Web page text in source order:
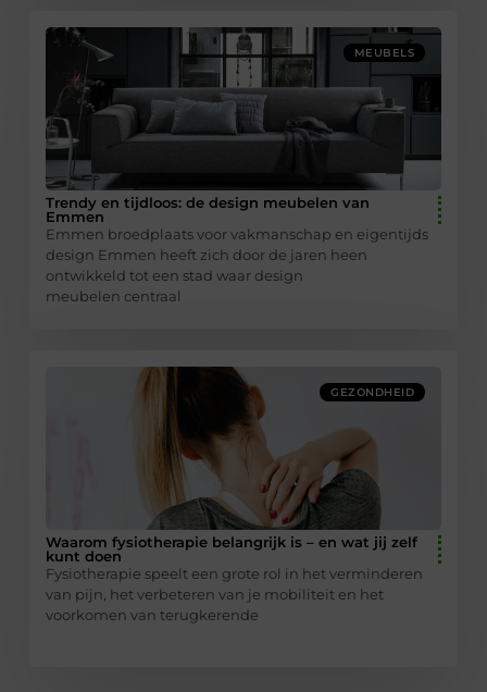
MEUBELS
Trendy en tijdloos: de design meubelen van
Emmen
Emmen broedplaats voor vakmanschap en eigentijds
design Emmen heeft zich door de jaren heen
ontwikkeld tot een stad waar design
meubelen centraal
GEZONDHEID
Waarom fysiotherapie belangrijk is – en wat jij zelf
kunt doen
Fysiotherapie speelt een grote rol in het verminderen
van pijn, het verbeteren van je mobiliteit en het
voorkomen van terugkerende